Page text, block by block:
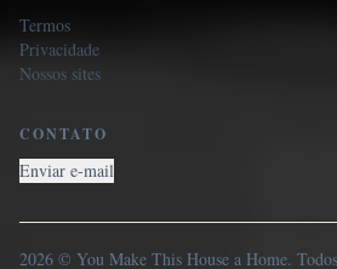
Termos
Privacidade
Nossos sites
CONTATO
Enviar e-mail
2026 © You Make This House a Home.